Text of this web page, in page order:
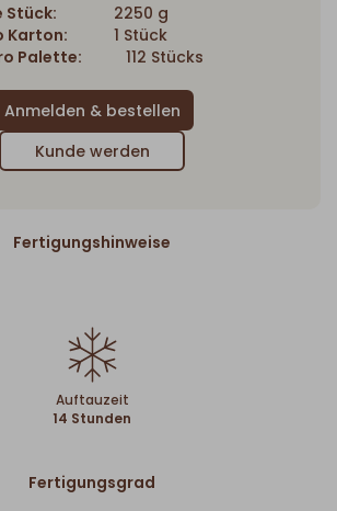
Stück:
2250 g
Karton:
1 Stück
Palette:
112 Stücks
Kunde werden
Fertigungshinweise
Auftauzeit
14 Stunden
Fertigungsgrad